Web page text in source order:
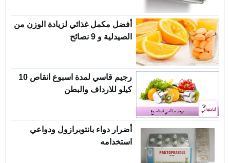
أفضل مكمل غذائي لزيادة الوزن من
الصيدلية و 9 نصائح
رجيم قاسي لمدة اسبوع انقاص 10
كيلو للارداف والبطن
أضرار دواء بانتوبرازول ودواعي
استخدامه